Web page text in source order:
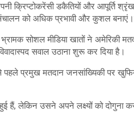
क्रिप्टोकरेंसी डकैतियों और आपूर्ति
को अधिक प्रभावी और कुशल
सोशल मीडिया खातों ने अमेरिकी
सवाल उठाना शुरू कर दिया है।
से पहले प्रमुख मतदान जनसांख्यिकी पर
हुई हैं, लेकिन उसने अपने लक्ष्यों को